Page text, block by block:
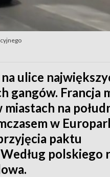
ulice
gangów. Francja
na
w
paktu
polskiego